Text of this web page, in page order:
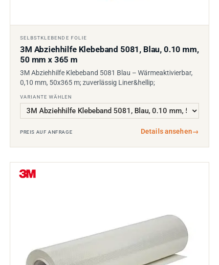
SELBSTKLEBENDE FOLIE
3M Abziehhilfe Klebeband 5081, Blau, 0.10 mm,
50 mm x 365 m
3M Abziehhilfe Klebeband 5081 Blau – Wärmeaktivierbar,
0,10 mm, 50x365 m; zuverlässig Liner&hellip;
VARIANTE WÄHLEN
PREIS AUF ANFRAGE Details ansehen→